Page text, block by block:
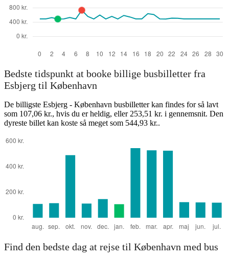
Bedste tidspunkt at booke billige busbilletter fra
Esbjerg til København
De billigste Esbjerg - København busbilletter kan findes for så lavt
som 107,06 kr., hvis du er heldig, eller 253,51 kr. i gennemsnit. Den
dyreste billet kan koste så meget som 544,93 kr..
Find den bedste dag at rejse til København med bus